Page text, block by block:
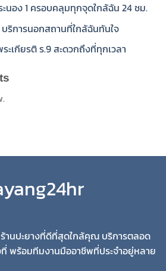
นอง 1 ครอบคลุมทุกจุดใกล้ฉัน 24 ชม.
ริการนอกสถานที่ใกล้ฉันทันใจ
ะเกียรติ ร.9 สะดวกถึงที่ทุกเวลา
านปะยางที่ดีที่สุดใกล้คุณ บริการตลอด
พร้อมทีมงานมืออาชีพที่ประจำอยู่หลาย